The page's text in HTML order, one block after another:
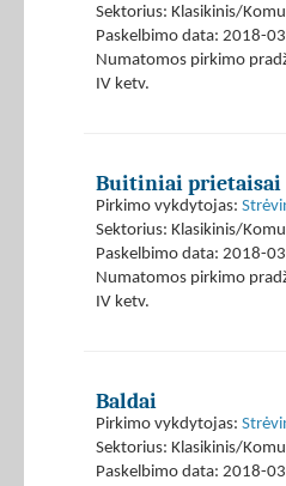
Sektorius: Klasikinis/
Paskelbimo data: 2018-
Numatomos pirkimo
IV ketv.
Buitiniai prietaisai
Pirkimo vykdytojas:
Sektorius: Klasikinis/
Paskelbimo data: 2018-
Numatomos pirkimo
IV ketv.
Baldai
Pirkimo vykdytojas:
Sektorius: Klasikinis/
Paskelbimo data: 2018-